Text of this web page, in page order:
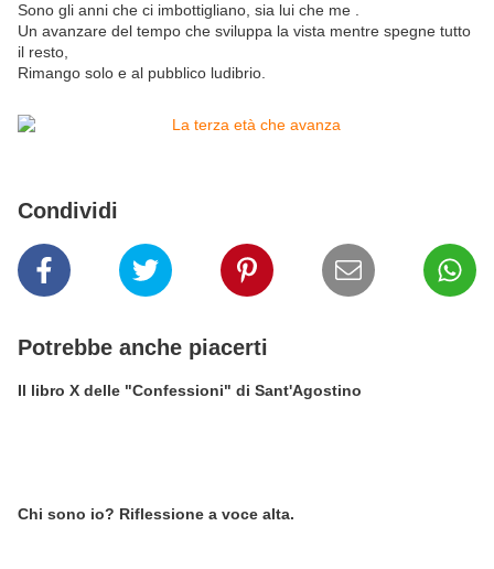
Sono gli anni che ci imbottigliano, sia lui che me .
Un avanzare del tempo che sviluppa la vista mentre spegne tutto
il resto,
Rimango solo e al pubblico ludibrio.
Condividi
Potrebbe anche piacerti
Il libro X delle "Confessioni" di Sant'Agostino
Chi sono io? Riflessione a voce alta.